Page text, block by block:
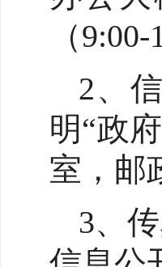
（
2、
明“政
室，邮
3、